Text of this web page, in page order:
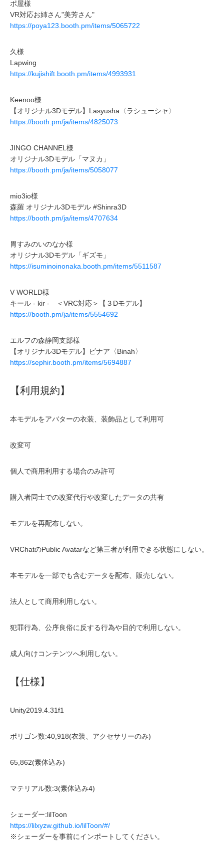
ポ屋様
VR対応お姉さん"美芳さん"
https://poya123.booth.pm/items/5065722
久様
Lapwing
https://kujishift.booth.pm/items/4993931
Keenoo様
【オリジナル3Dモデル】Lasyusha〈ラシューシャ〉
https://booth.pm/ja/items/4825073
JINGO CHANNEL様
オリジナル3Dモデル「マヌカ」
https://booth.pm/ja/items/5058077
mio3io様
森羅 オリジナル3Dモデル #Shinra3D
https://booth.pm/ja/items/4707634
胃すみのいのなか様
オリジナル3Dモデル「ギズモ」
https://isuminoinonaka.booth.pm/items/5511587
V WORLD様
キール - kir - ＜VRC対応＞【３Dモデル】
https://booth.pm/ja/items/5554692
エルフの森静岡支部様
【オリジナル3Dモデル】ビナア〈Binah〉
https://sephir.booth.pm/items/5694887
【利用規約】
本モデルをアバターの衣装、装飾品として利用可
改変可
個人で商用利用する場合のみ許可
購入者同士での改変代行や改変したデータの共有
モデルを再配布しない。
VRChatのPublic Avatarなど第三者が利用できる状態にしない。
本モデルを一部でも含むデータを配布、販売しない。
法人として商用利用しない。
犯罪行為、公序良俗に反する行為や目的で利用しない。
成人向けコンテンツへ利用しない。
【仕様】
Unity2019.4.31f1
ポリゴン数:40,918(衣装、アクセサリーのみ)
65,862(素体込み)
マテリアル数:3(素体込み4)
シェーダー:lilToon
https://lilxyzw.github.io/lilToon/#/
※シェーダーを事前にインポートしてください。